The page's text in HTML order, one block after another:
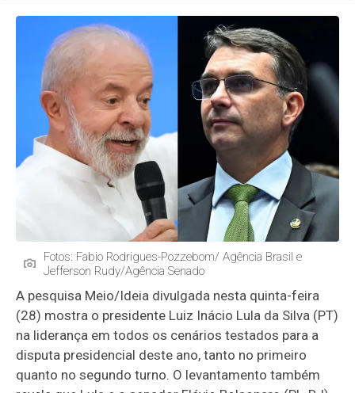
Fotos: Fabio Rodrigues-Pozzebom/ Agência Brasil e
Jefferson Rudy/Agência Senado
A pesquisa Meio/Ideia divulgada nesta quinta-feira
(28) mostra o presidente Luiz Inácio Lula da Silva (PT)
na liderança em todos os cenários testados para a
disputa presidencial deste ano, tanto no primeiro
quanto no segundo turno. O levantamento também